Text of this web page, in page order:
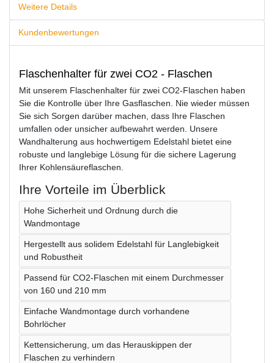
Weitere Details
Kundenbewertungen
Flaschenhalter für zwei CO2 - Flaschen
Mit unserem Flaschenhalter für zwei CO2-Flaschen haben
Sie die Kontrolle über Ihre Gasflaschen. Nie wieder müssen
Sie sich Sorgen darüber machen, dass Ihre Flaschen
umfallen oder unsicher aufbewahrt werden. Unsere
Wandhalterung aus hochwertigem Edelstahl bietet eine
robuste und langlebige Lösung für die sichere Lagerung
Ihrer Kohlensäureflaschen.
Ihre Vorteile im Überblick
Hohe Sicherheit und Ordnung durch die
Wandmontage
Hergestellt aus solidem Edelstahl für Langlebigkeit
und Robustheit
Passend für CO2-Flaschen mit einem Durchmesser
von 160 und 210 mm
Einfache Wandmontage durch vorhandene
Bohrlöcher
Kettensicherung, um das Herauskippen der
Flaschen zu verhindern